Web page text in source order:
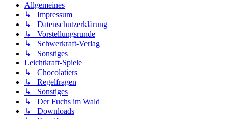
Allgemeines
↳ Impressum
↳ Datenschutzerklärung
↳ Vorstellungsrunde
↳ Schwerkraft-Verlag
↳ Sonstiges
Leichtkraft-Spiele
↳ Chocolatiers
↳ Regelfragen
↳ Sonstiges
↳ Der Fuchs im Wald
↳ Downloads